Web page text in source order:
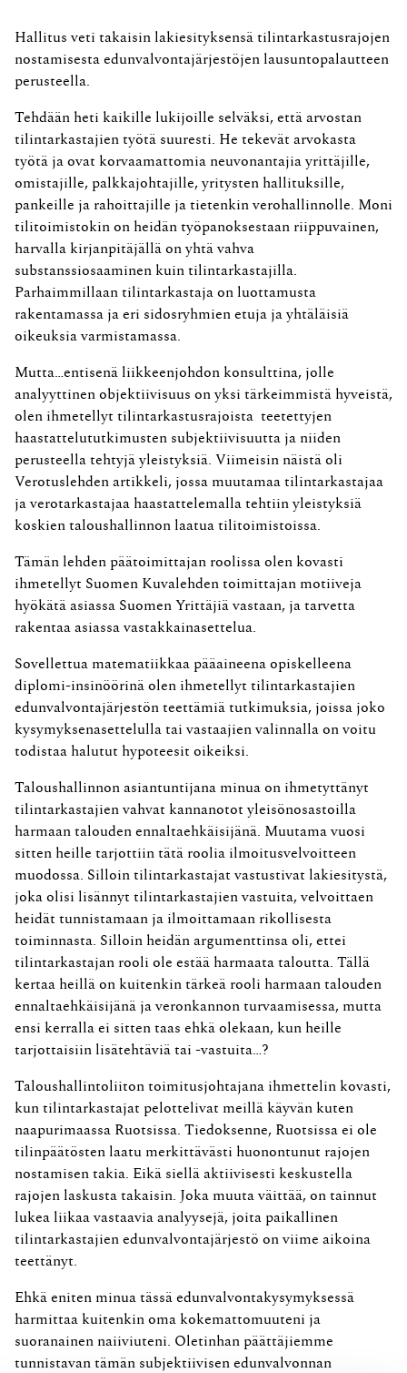
Hallitus veti takaisin lakiesityksensä tilintarkastusrajojen
nostamisesta edunvalvontajärjestöjen lausuntopalautteen
perusteella.
Tehdään heti kaikille lukijoille selväksi, että arvostan
tilintarkastajien työtä suuresti. He tekevät arvokasta
työtä ja ovat korvaamattomia neuvonantajia yrittäjille,
omistajille, palkkajohtajille, yritysten hallituksille,
pankeille ja rahoittajille ja tietenkin verohallinnolle. Moni
tilitoimistokin on heidän työpanoksestaan riippuvainen,
harvalla kirjanpitäjällä on yhtä vahva
substanssiosaaminen kuin tilintarkastajilla.
Parhaimmillaan tilintarkastaja on luottamusta
rakentamassa ja eri sidosryhmien etuja ja yhtäläisiä
oikeuksia varmistamassa.
Mutta…entisenä liikkeenjohdon konsulttina, jolle
analyyttinen objektiivisuus on yksi tärkeimmistä hyveistä,
olen ihmetellyt tilintarkastusrajoista teetettyjen
haastattelututkimusten subjektiivisuutta ja niiden
perusteella tehtyjä yleistyksiä. Viimeisin näistä oli
Verotuslehden artikkeli, jossa muutamaa tilintarkastajaa
ja verotarkastajaa haastattelemalla tehtiin yleistyksiä
koskien taloushallinnon laatua tilitoimistoissa.
Tämän lehden päätoimittajan roolissa olen kovasti
ihmetellyt Suomen Kuvalehden toimittajan motiiveja
hyökätä asiassa Suomen Yrittäjiä vastaan, ja tarvetta
rakentaa asiassa vastakkainasettelua.
Sovellettua matematiikkaa pääaineena opiskelleena
diplomi-insinöörinä olen ihmetellyt tilintarkastajien
edunvalvontajärjestön teettämiä tutkimuksia, joissa joko
kysymyksenasettelulla tai vastaajien valinnalla on voitu
todistaa halutut hypoteesit oikeiksi.
Taloushallinnon asiantuntijana minua on ihmetyttänyt
tilintarkastajien vahvat kannanotot yleisönosastoilla
harmaan talouden ennaltaehkäisijänä. Muutama vuosi
sitten heille tarjottiin tätä roolia ilmoitusvelvoitteen
muodossa. Silloin tilintarkastajat vastustivat lakiesitystä,
joka olisi lisännyt tilintarkastajien vastuita, velvoittaen
heidät tunnistamaan ja ilmoittamaan rikollisesta
toiminnasta. Silloin heidän argumenttinsa oli, ettei
tilintarkastajan rooli ole estää harmaata taloutta. Tällä
kertaa heillä on kuitenkin tärkeä rooli harmaan talouden
ennaltaehkäisijänä ja veronkannon turvaamisessa, mutta
ensi kerralla ei sitten taas ehkä olekaan, kun heille
tarjottaisiin lisätehtäviä tai -vastuita…?
Taloushallintoliiton toimitusjohtajana ihmettelin kovasti,
kun tilintarkastajat pelottelivat meillä käyvän kuten
naapurimaassa Ruotsissa. Tiedoksenne, Ruotsissa ei ole
tilinpäätösten laatu merkittävästi huonontunut rajojen
nostamisen takia. Eikä siellä aktiivisesti keskustella
rajojen laskusta takaisin. Joka muuta väittää, on tainnut
lukea liikaa vastaavia analyysejä, joita paikallinen
tilintarkastajien edunvalvontajärjestö on viime aikoina
teettänyt.
Ehkä eniten minua tässä edunvalvontakysymyksessä
harmittaa kuitenkin oma kokemattomuuteni ja
suoranainen naiiviuteni. Oletinhan päättäjiemme
tunnistavan tämän subjektiivisen edunvalvonnan